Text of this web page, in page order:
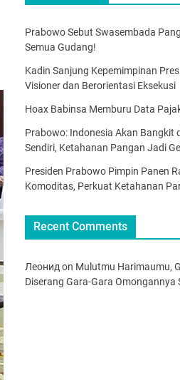
Prabowo Sebut Swasembada
Semua Gudang!
Kadin Sanjung Kepemimpinan
Visioner dan Berorientasi Eksekusi
Hoax Babinsa Memburu Data
Prabowo: Indonesia Akan Bangkit
Sendiri, Ketahanan Pangan Jadi
Presiden Prabowo Pimpin Panen
Komoditas, Perkuat Ketahanan
Recent Comments
Леонид on Mulutmu Harimaumu,
Diserang Gara-Gara Omongannya